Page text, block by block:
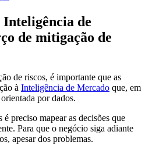
Inteligência de
de mitigação de
de riscos, é importante que as
à Inteligência de Mercado que, em
por dados.
preciso mapear as decisões que
Para que o negócio siga adiante
apesar dos problemas.